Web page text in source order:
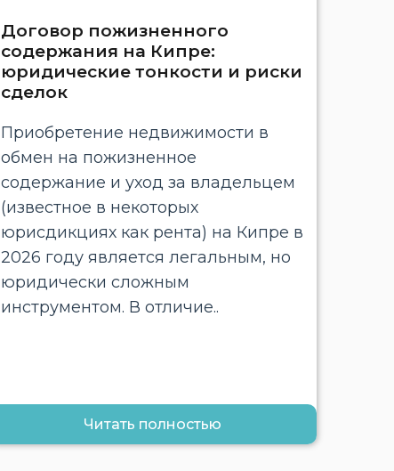
Договор пожизненного
содержания на Кипре:
юридические тонкости и риски
сделок
Приобретение недвижимости в
обмен на пожизненное
содержание и уход за владельцем
(известное в некоторых
юрисдикциях как рента) на Кипре в
2026 году является легальным, но
юридически сложным
инструментом. В отличие..
Читать полностью